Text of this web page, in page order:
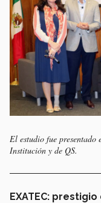
El estudio fue presentado
Institución y de QS.
EXATEC: